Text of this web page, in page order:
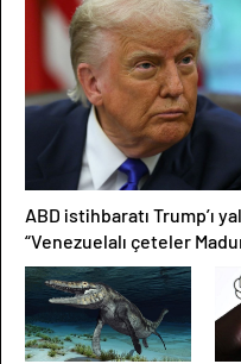
ABD istihbaratı Trump’ı
“Venezuelalı çeteler